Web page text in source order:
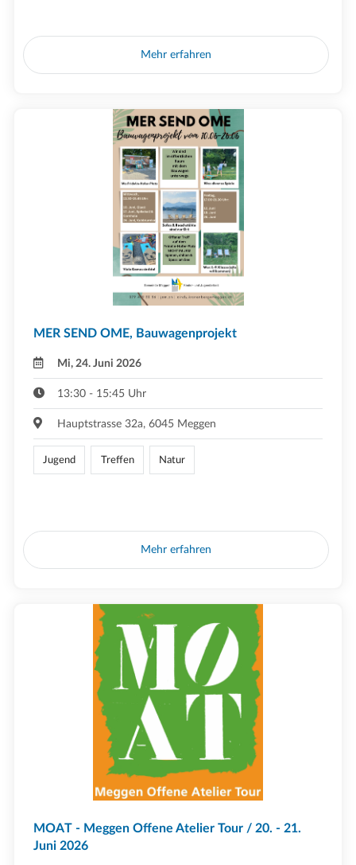
Mehr erfahren
MER SEND OME, Bauwagenprojekt
Mi, 24. Juni 2026
13:30 - 15:45 Uhr
Hauptstrasse 32a, 6045 Meggen
Jugend Treffen Natur
Mehr erfahren
MOAT - Meggen Offene Atelier Tour / 20. - 21.
Juni 2026